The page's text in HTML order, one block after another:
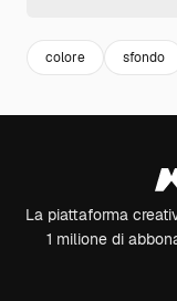
colore sfondo
La piattaforma
1 milione di